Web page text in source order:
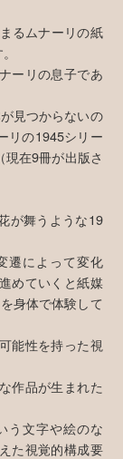
るムナーリの紙
ーリの息子であ
見つからないの
リの1945シリー
現在9冊が出版さ
が舞うような19
遷によって変化
めていくと紙媒
身体で体験して
能性を持った視
作品が生まれた
う文字や絵のな
た視覚的構成要